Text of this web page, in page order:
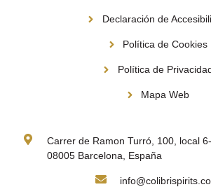
Declaración de
Política de Cookies
Política de
Mapa Web
Carrer de Ramon Turró, 100, local
08005 Barcelona, España